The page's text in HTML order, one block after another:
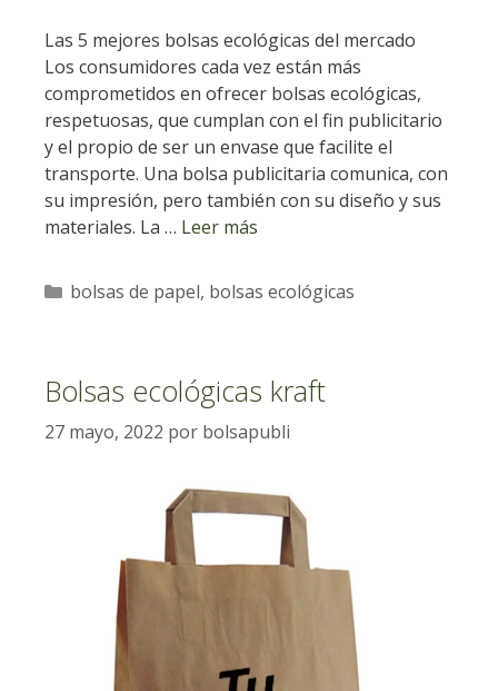
​​Las 5 mejores bolsas ecológicas del mercado
Los consumidores cada vez están más
comprometidos en ofrecer bolsas ecológicas,
respetuosas, que cumplan con el fin publicitario
y el propio de ser un envase que facilite el
transporte. Una bolsa publicitaria comunica, con
su impresión, pero también con su diseño y sus
materiales. La … Leer más
Categorías
bolsas de papel, bolsas ecológicas
Bolsas ecológicas kraft
27 mayo, 2022 por bolsapubli